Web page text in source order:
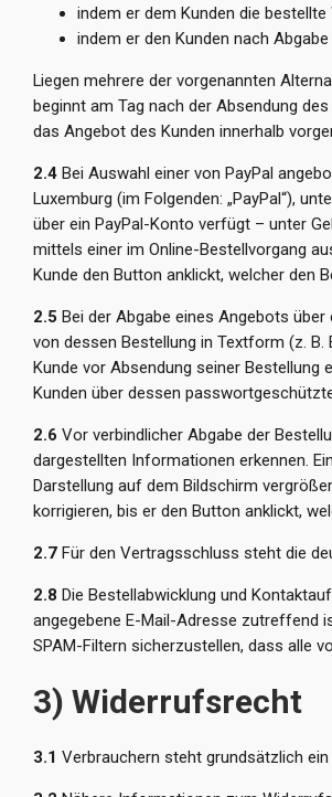
indem er dem Kunden die
indem er den Kunden nach
Liegen mehrere der vorgenannten
beginnt am Tag nach der Absendung
das Angebot des Kunden innerhalb
2.4Bei Auswahl einer von PayPal
Luxemburg (im Folgenden: „PayPal“),
über ein PayPal-Konto verfügt – unter
mittels einer im Online-Bestellvorgang
Kunde den Button anklickt, welcher den
2.5 Bei der Abgabe eines Angebots
von dessen Bestellung in Textform (z.
Kunde vor Absendung seiner
Kunden über dessen
2.6 Vor verbindlicher Abgabe der
dargestellten Informationen erkennen.
Darstellung auf dem Bildschirm
korrigieren, bis er den Button anklickt,
2.7Für den Vertragsschluss steht die
2.8 Die Bestellabwicklung und
angegebene E-Mail-Adresse zutreffend
SPAM-Filtern sicherzustellen, dass alle
3) Widerrufsrecht
3.1 Verbrauchern steht grundsätzlich